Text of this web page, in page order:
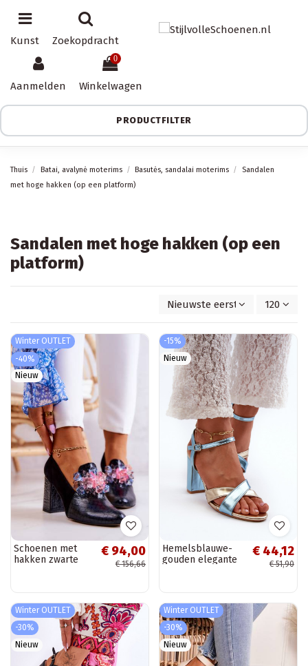
Kunst Zoekopdracht
Aanmelden
0
Winkelwagen
PRODUCTFILTER
Thuis Batai, avalynė moterims Basutės, sandalai moterims
Sandalen
met hoge hakken (op een platform)
Sandalen met hoge hakken (op een
platform)
Nieuwste eerst 120
Winter OUTLET
-40%
Nieuw
Schoenen met
hakken zwarte
€ 94,00
€ 156,66
-15%
Nieuw
Hemelsblauwe-
gouden elegante
€ 44,12
€ 51,90
Winter OUTLET
-30%
Nieuw
Winter OUTLET
-30%
Nieuw